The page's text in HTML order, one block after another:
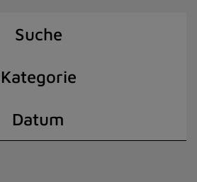
Suche
Kategorie
Datum